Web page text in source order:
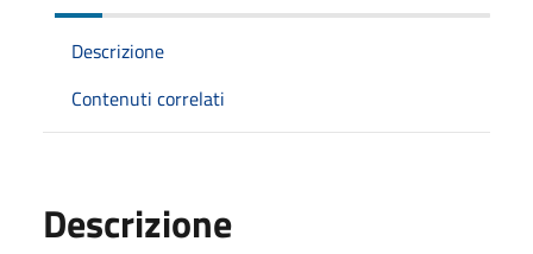
Descrizione
Contenuti correlati
Descrizione